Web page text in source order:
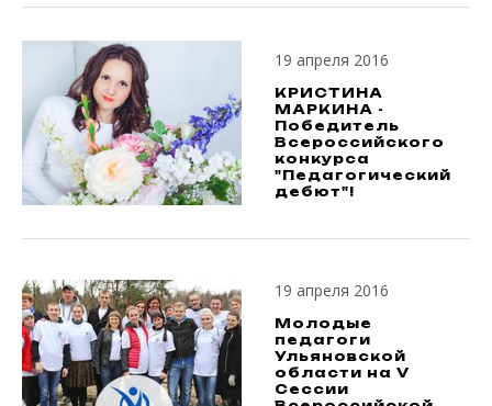
19 апреля 2016
КРИСТИНА
МАРКИНА -
Победитель
Всероссийского
конкурса
"Педагогический
дебют"!
19 апреля 2016
Молодые
педагоги
Ульяновской
области на V
Сессии